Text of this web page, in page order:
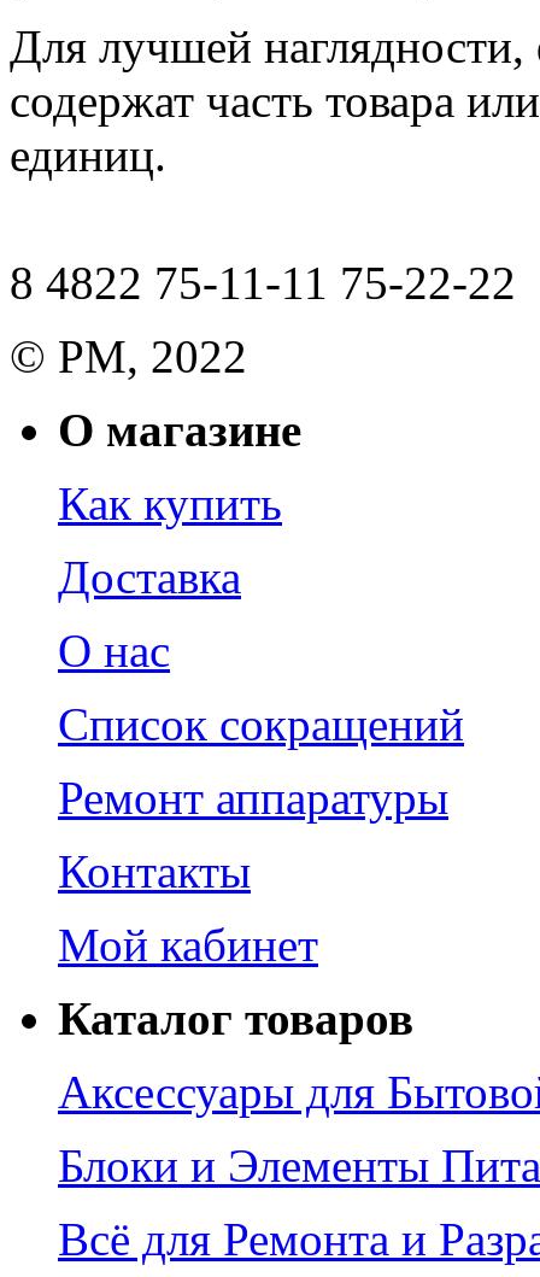
Для лучшей наглядности,
содержат часть товара
единиц.
8 4822 75-11-11 75-22-22
© РМ, 2022
О магазине
Как купить
Доставка
О нас
Список сокращений
Ремонт аппаратуры
Контакты
Мой кабинет
Каталог товаров
Аксессуары для
Блоки и Элементы
Всё для Ремонта и